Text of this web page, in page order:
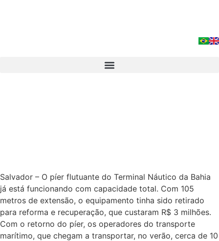
Salvador – O píer flutuante do Terminal Náutico da Bahia
já está funcionando com capacidade total. Com 105
metros de extensão, o equipamento tinha sido retirado
para reforma e recuperação, que custaram R$ 3 milhões.
Com o retorno do píer, os operadores do transporte
marítimo, que chegam a transportar, no verão, cerca de 10